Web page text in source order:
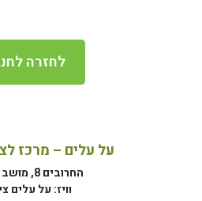
לחזרה
על עלים – מרכז
החרובים 8, מושב ציפורי
וויז: על עלים